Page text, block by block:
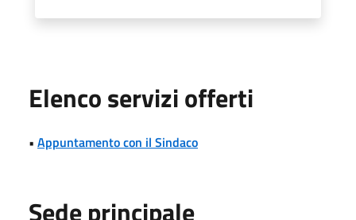
Elenco servizi offerti
• Appuntamento con il Sindaco
Sede principale